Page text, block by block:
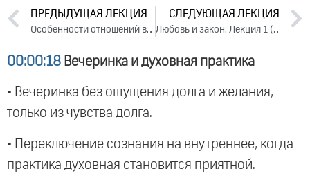
ПРЕДЫДУЩАЯ ЛЕКЦИЯ
Особенности отношений в наше время. Лекция 2 (2014)
СЛЕДУЮЩАЯ ЛЕКЦИЯ
Любовь и закон. Лекция 1 (2014)
00:00:18 Вечеринка и духовная практика
• Вечеринка без ощущения долга и желания,
только из чувства долга.
• Переключение сознания на внутреннее, когда
практика духовная становится приятной.